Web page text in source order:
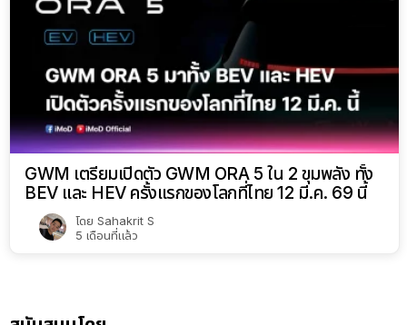
GWM เตรียมเปิดตัว GWM ORA 5 ใน 2 ขุมพลัง ทั้ง
BEV และ HEV ครั้งแรกของโลกที่ไทย 12 มี.ค. 69 นี้
โดย Sahakrit S
5 เดือนที่แล้ว